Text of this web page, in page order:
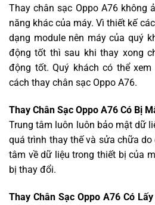
Thay chân sạc Oppo A76 không
năng khác của máy. Vì thiết kế
dạng module nên máy của quý
động tốt thì sau khi thay xong
động tốt. Quý khách có thể
cách thay chân sạc Oppo A76.
Thay Chân Sạc Oppo A76 Có Bị
Trung tâm luôn luôn bảo mật dữ
quá trình thay thế và sửa chữa
tâm về dữ liệu trong thiết bị của
bị thay đổi.
Thay Chân Sạc Oppo A76 Có